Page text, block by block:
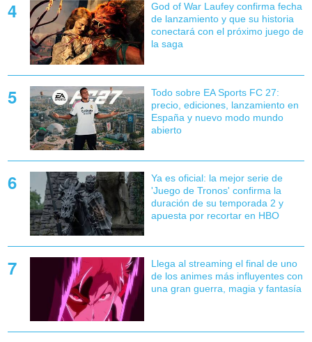
God of War Laufey confirma fecha
de lanzamiento y que su historia
conectará con el próximo juego de
la saga
Todo sobre EA Sports FC 27:
precio, ediciones, lanzamiento en
España y nuevo modo mundo
abierto
Ya es oficial: la mejor serie de
'Juego de Tronos' confirma la
duración de su temporada 2 y
apuesta por recortar en HBO
Llega al streaming el final de uno
de los animes más influyentes con
una gran guerra, magia y fantasía